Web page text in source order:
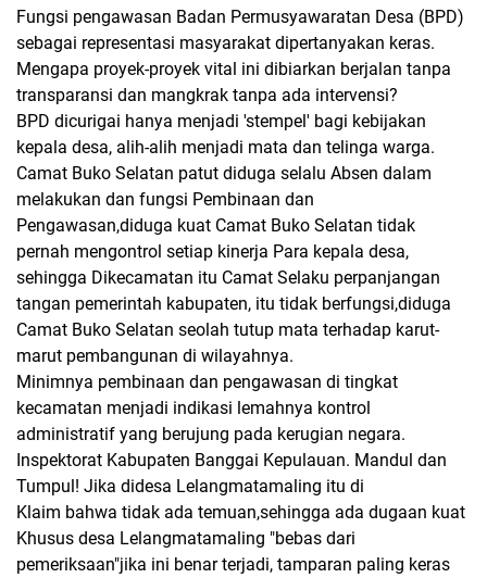
Fungsi pengawasan Badan Permusyawaratan Desa (BPD)
sebagai representasi masyarakat dipertanyakan keras.
Mengapa proyek-proyek vital ini dibiarkan berjalan tanpa
transparansi dan mangkrak tanpa ada intervensi?
BPD dicurigai hanya menjadi 'stempel' bagi kebijakan
kepala desa, alih-alih menjadi mata dan telinga warga.
​Camat Buko Selatan patut diduga selalu Absen dalam
melakukan dan fungsi Pembinaan dan
Pengawasan,diduga kuat Camat Buko Selatan tidak
pernah mengontrol setiap kinerja Para kepala desa,
sehingga Dikecamatan itu Camat Selaku perpanjangan
tangan pemerintah kabupaten, itu tidak berfungsi,diduga
Camat Buko Selatan seolah tutup mata terhadap karut-
marut pembangunan di wilayahnya.
Minimnya pembinaan dan pengawasan di tingkat
kecamatan menjadi indikasi lemahnya kontrol
administratif yang berujung pada kerugian negara.
​Inspektorat Kabupaten Banggai Kepulauan. Mandul dan
Tumpul! Jika didesa Lelangmatamaling itu di
Klaim bahwa tidak ada temuan,sehingga ada dugaan kuat
Khusus desa Lelangmatamaling "bebas dari
pemeriksaan"jika ini benar terjadi, tamparan paling keras